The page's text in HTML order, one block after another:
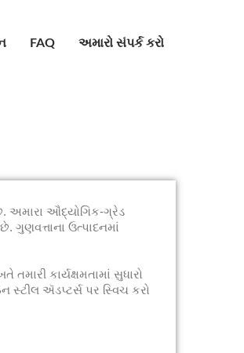
FAQ અમારો સંપર્ક કરો
અમારા ઔદ્યોગિક-ગ્રેડ
ગુણવત્તાના ઉત્પાદનમાં
કાર્યક્ષમતામાં સુધારો
ઍડપ્ટર્સ પર સ્વિચ કરો